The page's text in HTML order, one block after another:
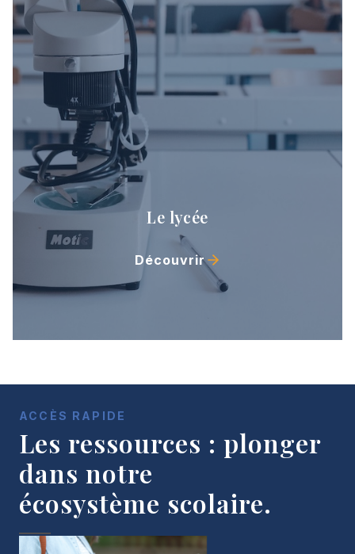
Le lycée
Découvrir
ACCÈS RAPIDE
Les ressources : plonger
dans notre
écosystème scolaire.